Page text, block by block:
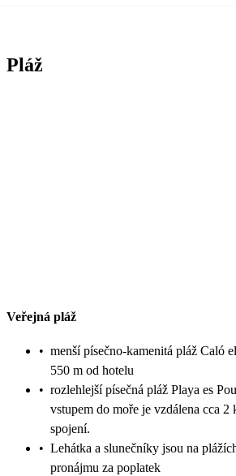
Pláž
Veřejná pláž
• menší písečno-kamenitá pláž Caló
550 m od hotelu
• rozlehlejší písečná pláž Playa es
vstupem do moře je vzdálena cca 2
spojení.
• Lehátka a slunečníky jsou na
pronájmu za poplatek